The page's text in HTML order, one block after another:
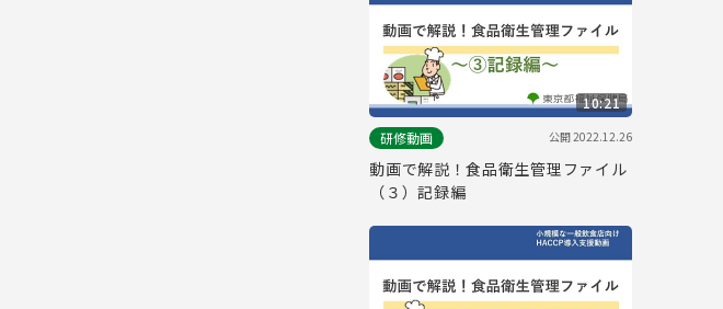
10:21
研修動画
公開2022.12.26
動画で解説！食品衛生管理ファイル
（３）記録編